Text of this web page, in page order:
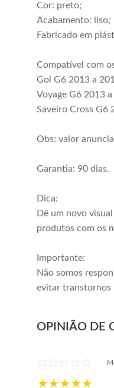
Cor: preto;
Acabamento: liso;
Fabricado em
Compatível com
Gol G6 2013 a
Voyage G6 2013
Saveiro Cross G6
Obs: valor
Garantia: 90 dias.
Dica:
Dê um novo
produtos com os
Importante:
Não somos
evitar transtornos
OPINIÃO DE